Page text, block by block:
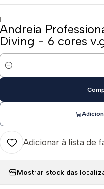
|
Andreia
Diving - 6 cores
Quantidade
Adicionar à lista de
Mostrar stock das